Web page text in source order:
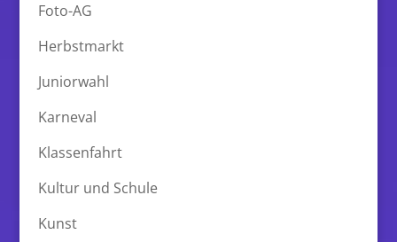
Foto-AG
Herbstmarkt
Juniorwahl
Karneval
Klassenfahrt
Kultur und Schule
Kunst